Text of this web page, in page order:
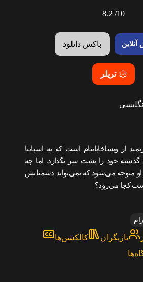
10/
8.2
باکس دانلود
تریلر
انگلیسی
از ویساخاپاتنام است که به اسپانیا
گذشته خود را پشت سر بگذارد. اما چه
او متوجه می‌شود که نمی‌تواند دشمنانش
کجا می‌رود؟
بازیگران
کالکشن‌ها